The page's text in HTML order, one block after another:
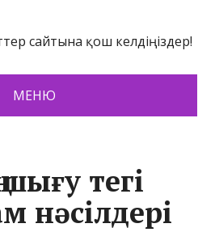
сайтына қош келдіңіздер!
МЕНЮ
тегі
нәсілдері